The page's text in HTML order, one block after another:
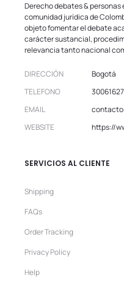
Derecho debates &
comunidad jurídica de
objeto fomentar el debate
carácter sustancial,
relevancia tanto nacional
DIRECCIÓN
Bogotá
TELEFONO
EMAIL
WEBSITE
https://
SERVICIOS AL CLIENTE
Shipping
FAQs
Order Tracking
Privacy Policy
Help